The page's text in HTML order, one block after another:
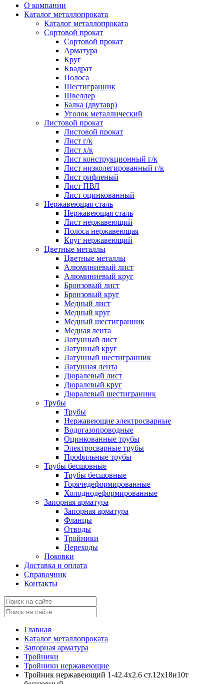
О компании
Каталог металлопроката
Каталог металлопроката
Сортовой прокат
Сортовой прокат
Арматура
Круг
Квадрат
Полоса
Шестигранник
Швеллер
Балка (двутавр)
Уголок металлический
Листовой прокат
Листовой прокат
Лист г/к
Лист х/к
Лист конструкционный г/к
Лист низколегированный г/к
Лист рифленый
Лист ПВЛ
Лист оцинкованный
Нержавеющая сталь
Нержавеющая сталь
Лист нержавеющий
Полоса нержавеющая
Круг нержавеющий
Цветные металлы
Цветные металлы
Алюминиевый лист
Алюминиевый круг
Бронзовый лист
Бронзовый круг
Медный лист
Медный круг
Медный шестигранник
Медная лента
Латунный лист
Латунный круг
Латунный шестигранник
Латунная лента
Дюралевый лист
Дюралевый круг
Дюралевый шестигранник
Трубы
Трубы
Нержавеющие электросварные
Водогазопроводные
Оцинкованные трубы
Электросварные трубы
Профильные трубы
Трубы бесшовные
Трубы бесшовные
Горячедеформированные
Холоднодеформированные
Запорная арматура
Запорная арматура
Фланцы
Отводы
Тройники
Переходы
Поковки
Доставка и оплата
Справочник
Контакты
Главная
Каталог металлопроката
Запорная арматура
Тройники
Тройники нержавеющие
Тройник нержавеющий 1-42.4х2.6 ст.12х18н10т